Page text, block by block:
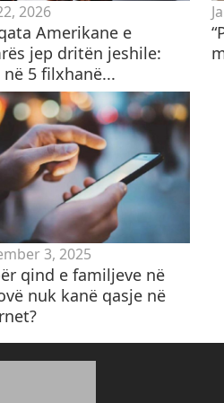
2026
Amerikane e
jep dritën jeshile:
në 5 filxhanë...
3, 2025
qind e familjeve në
nuk kanë qasje në